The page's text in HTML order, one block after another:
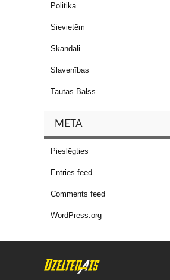
Politika
Sievietēm
Skandāli
Slavenības
Tautas Balss
META
Pieslēgties
Entries feed
Comments feed
WordPress.org